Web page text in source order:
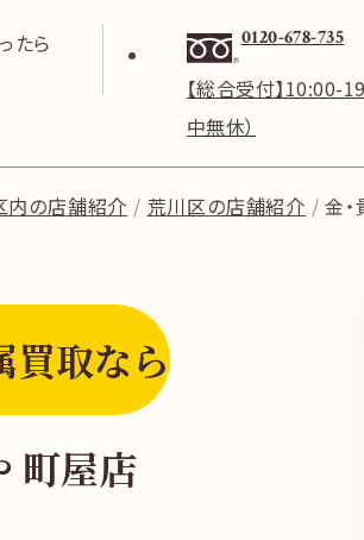
たら
0120-678-735
【総合受付】10:00-
中無休）
内の店舗紹介 荒川区の店舗紹介 金
買取なら
町屋店